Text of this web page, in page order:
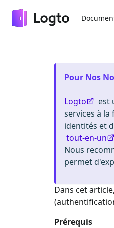
Pour Nos
Logto
est
services à la
identités et
tout-en-un
Nous
permet
Dans cet
Prérequis